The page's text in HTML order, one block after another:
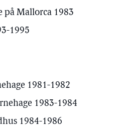
på Mallorca 1983
1995
1981-1982
1983-1984
1984-1986